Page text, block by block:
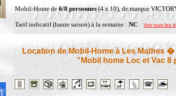
Mobil-Home de 6/8 personnes (4 x 10), de marque
Tarif indicatif (haute saison) à la semaine : NC Voir tous les
Location de Mobil-Home à Les Mathes
"Mobil home Loc et Vac 8